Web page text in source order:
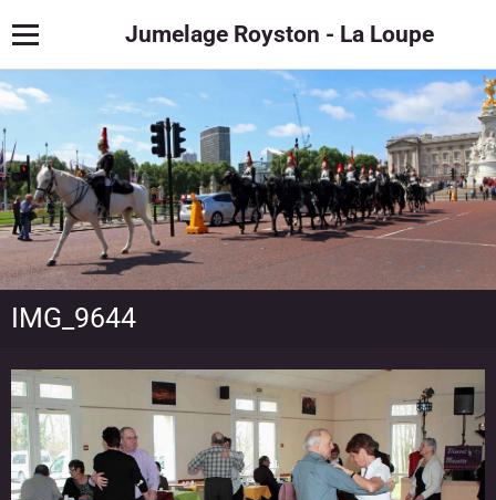
Jumelage Royston - La Loupe
IMG_9644